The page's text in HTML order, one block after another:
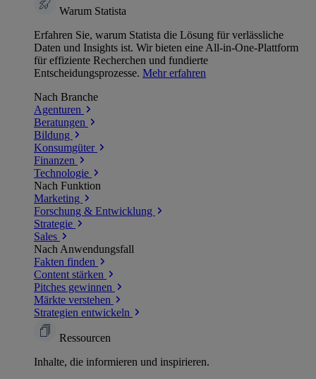
Warum Statista
Erfahren Sie, warum Statista die Lösung für verlässliche
Daten und Insights ist. Wir bieten eine All-in-One-Plattform
für effiziente Recherchen und fundierte
Entscheidungsprozesse. Mehr erfahren
Nach Branche
Agenturen
Beratungen
Bildung
Konsumgüter
Finanzen
Technologie
Nach Funktion
Marketing
Forschung & Entwicklung
Strategie
Sales
Nach Anwendungsfall
Fakten finden
Content stärken
Pitches gewinnen
Märkte verstehen
Strategien entwickeln
Ressourcen
Inhalte, die informieren und inspirieren.